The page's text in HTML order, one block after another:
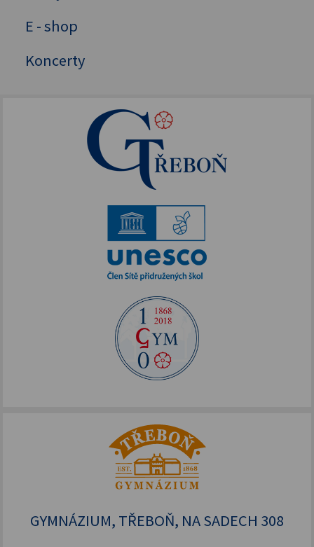
GYM
Literárně-dramatický krouzek
E - shop
Koncerty
GYMNÁZIUM, TŘEBOŇ, NA SADECH 308